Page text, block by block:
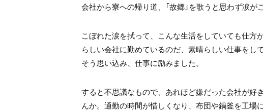
会社から寮への帰り道、「故郷」を歌うと思わず涙が
こぼれた涙を拭って、こんな生活をしていても仕
らしい会社に勤めているのだ、素晴らしい仕事を
そう思い込み、仕事に励みました。
すると不思議なもので、あれほど嫌だった会社が好
んか。通勤の時間が惜しくなり、布団や鍋釜を工場